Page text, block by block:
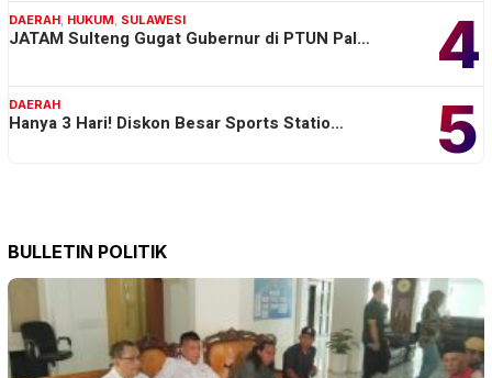
4
DAERAH, HUKUM, SULAWESI
JATAM Sulteng Gugat Gubernur di PTUN Pal…
5
DAERAH
Hanya 3 Hari! Diskon Besar Sports Statio…
BULLETIN POLITIK